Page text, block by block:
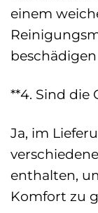
einem
**4. Sind die
Ja, im
enthalten,
Komfort zu